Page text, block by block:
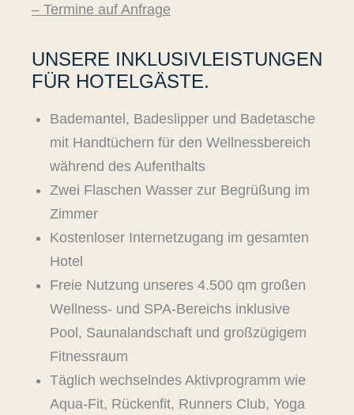
– Termine auf Anfrage
UNSERE INKLUSIVLEISTUNGEN
FÜR HOTELGÄSTE.
Bademantel, Badeslipper und Badetasche
mit Handtüchern für den Wellnessbereich
während des Aufenthalts
Zwei Flaschen Wasser zur Begrüßung im
Zimmer
Kostenloser Internetzugang im gesamten
Hotel
Freie Nutzung unseres 4.500 qm großen
Wellness- und SPA-Bereichs inklusive
Pool, Saunalandschaft und großzügigem
Fitnessraum
Täglich wechselndes Aktivprogramm wie
Aqua-Fit, Rückenfit, Runners Club, Yoga